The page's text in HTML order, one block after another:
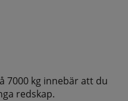
7000 kg innebär att du
redskap.